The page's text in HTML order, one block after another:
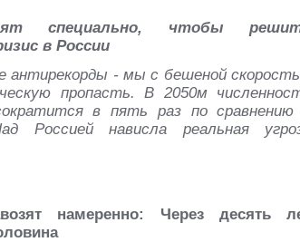
специально, чтобы
в России
антирекорды - мы с бешеной
пропасть. В 2050м
в пять раз по
Россией нависла реальная
намеренно: Через десять